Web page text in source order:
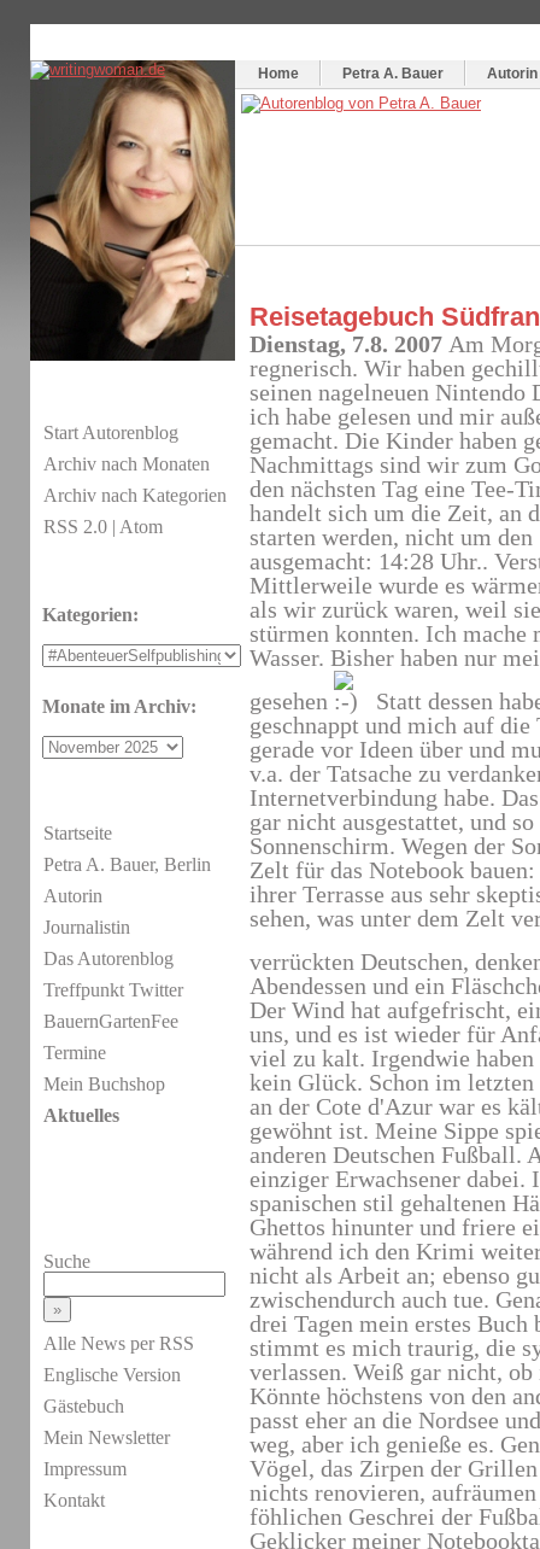
Home
Petra A. Bauer Autorin
Reisetagebuch
Dienstag, 7.8. 2007 Am
regnerisch. Wir haben
seinen nagelneuen
ich habe gelesen und mir
gemacht. Die Kinder haben
Nachmittags sind wir zum
den nächsten Tag eine Tee-
handelt sich um die Zeit, an
starten werden, nicht um
ausgemacht: 14:28 Uhr..
Mittlerweile wurde es
als wir zurück waren, weil
stürmen konnten. Ich
Wasser. Bisher haben nur
gesehen
Statt dessen
geschnappt und mich auf die
gerade vor Ideen über und
v.a. der Tatsache zu
Internetverbindung habe.
gar nicht ausgestattet, und
Sonnenschirm. Wegen der
Zelt für das Notebook bauen:
ihrer Terrasse aus sehr
sehen, was unter dem Zelt
verrückten Deutschen,
Abendessen und ein
Der Wind hat aufgefrischt,
uns, und es ist wieder für
viel zu kalt. Irgendwie
kein Glück. Schon im
an der Cote d'Azur war es
gewöhnt ist. Meine Sippe
anderen Deutschen Fußball.
einziger Erwachsener
spanischen stil gehaltenen
Ghettos hinunter und friere
während ich den Krimi
nicht als Arbeit an; ebenso
zwischendurch auch tue.
drei Tagen mein erstes
stimmt es mich traurig, die
verlassen. Weiß gar nicht,
Könnte höchstens von den
passt eher an die Nordsee
weg, aber ich genieße es.
Vögel, das Zirpen der
nichts renovieren,
föhlichen Geschrei der
Geklicker meiner
Start Autorenblog
Archiv nach Monaten
Archiv nach Kategorien
RSS 2.0 | Atom
Kategorien:
Monate im Archiv:
Startseite
Petra A. Bauer, Berlin
Autorin
Journalistin
Das Autorenblog
Treffpunkt Twitter
BauernGartenFee
Termine
Mein Buchshop
Aktuelles
Suche
Alle News per RSS
Englische Version
Gästebuch
Mein Newsletter
Impressum
Kontakt